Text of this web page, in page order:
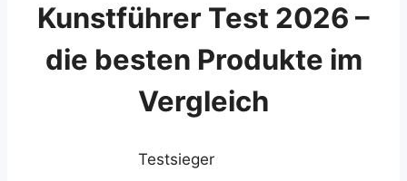
Kunstführer Test 2026 –
die besten Produkte im
Vergleich
Testsieger